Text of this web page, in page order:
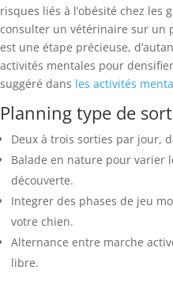
risques liés à l’obésité chez les
consulter un vétérinaire sur un
est une étape précieuse,
activités mentales pour
suggéré dans les activités
Planning type de
Deux à trois sorties par jour,
Balade en nature pour varier
découverte.
Integrer des phases de jeu
votre chien.
Alternance entre marche
libre.